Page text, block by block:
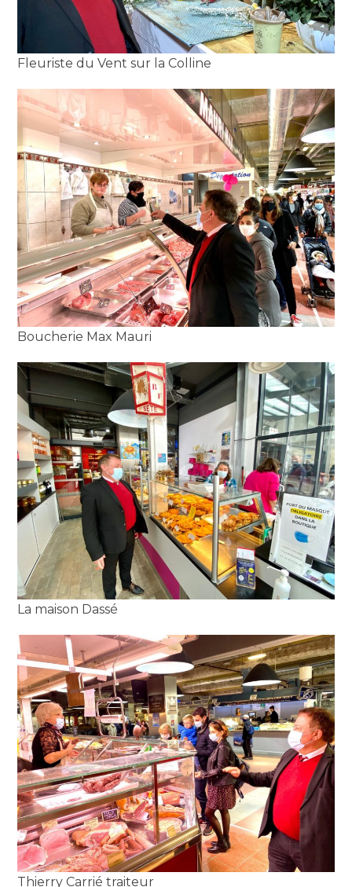
Fleuriste du Vent sur la Colline
Boucherie Max Mauri
La maison Dassé
Thierry Carrié traiteur